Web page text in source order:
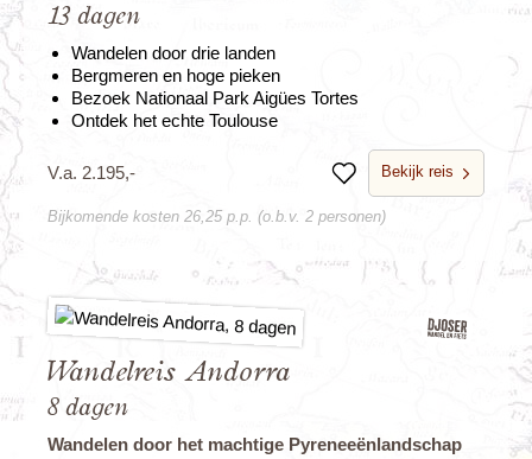
13 dagen
Wandelen door drie landen
Bergmeren en hoge pieken
Bezoek Nationaal Park Aigües Tortes
Ontdek het echte Toulouse
V.a. 2.195,- BewarenBekijk reis
Bijkomende kosten 26,25 p.p. (o.b.v. 2 personen)
Wandelreis Andorra
8 dagen
Wandelen door het machtige Pyreneeënlandschap